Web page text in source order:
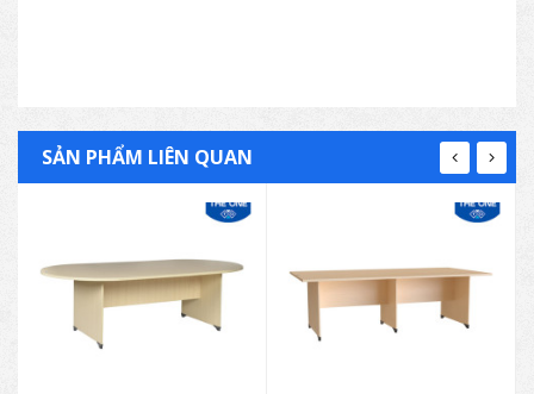
SẢN PHẨM LIÊN QUAN